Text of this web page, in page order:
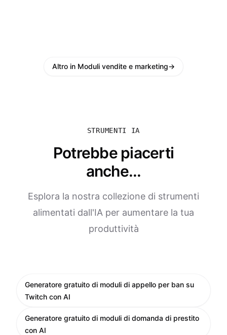
Altro in Moduli vendite e marketing→
STRUMENTI IA
Potrebbe piacerti
anche...
Esplora la nostra collezione di strumenti
alimentati dall'IA per aumentare la tua
produttività
Generatore gratuito di moduli di appello per ban su
Twitch con AI
Generatore gratuito di moduli di domanda di prestito
con AI